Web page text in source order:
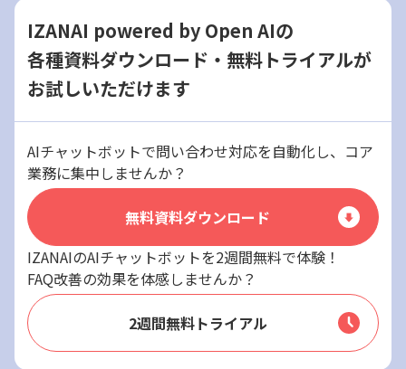
IZANAI powered by Open AIの
各種資料ダウンロード・無料トライアルが
お試しいただけます
AIチャットボットで問い合わせ対応を自動化し、コア
業務に集中しませんか？
無料資料ダウンロード
IZANAIのAIチャットボットを2週間無料で体験！
FAQ改善の効果を体感しませんか？
2週間無料トライアル